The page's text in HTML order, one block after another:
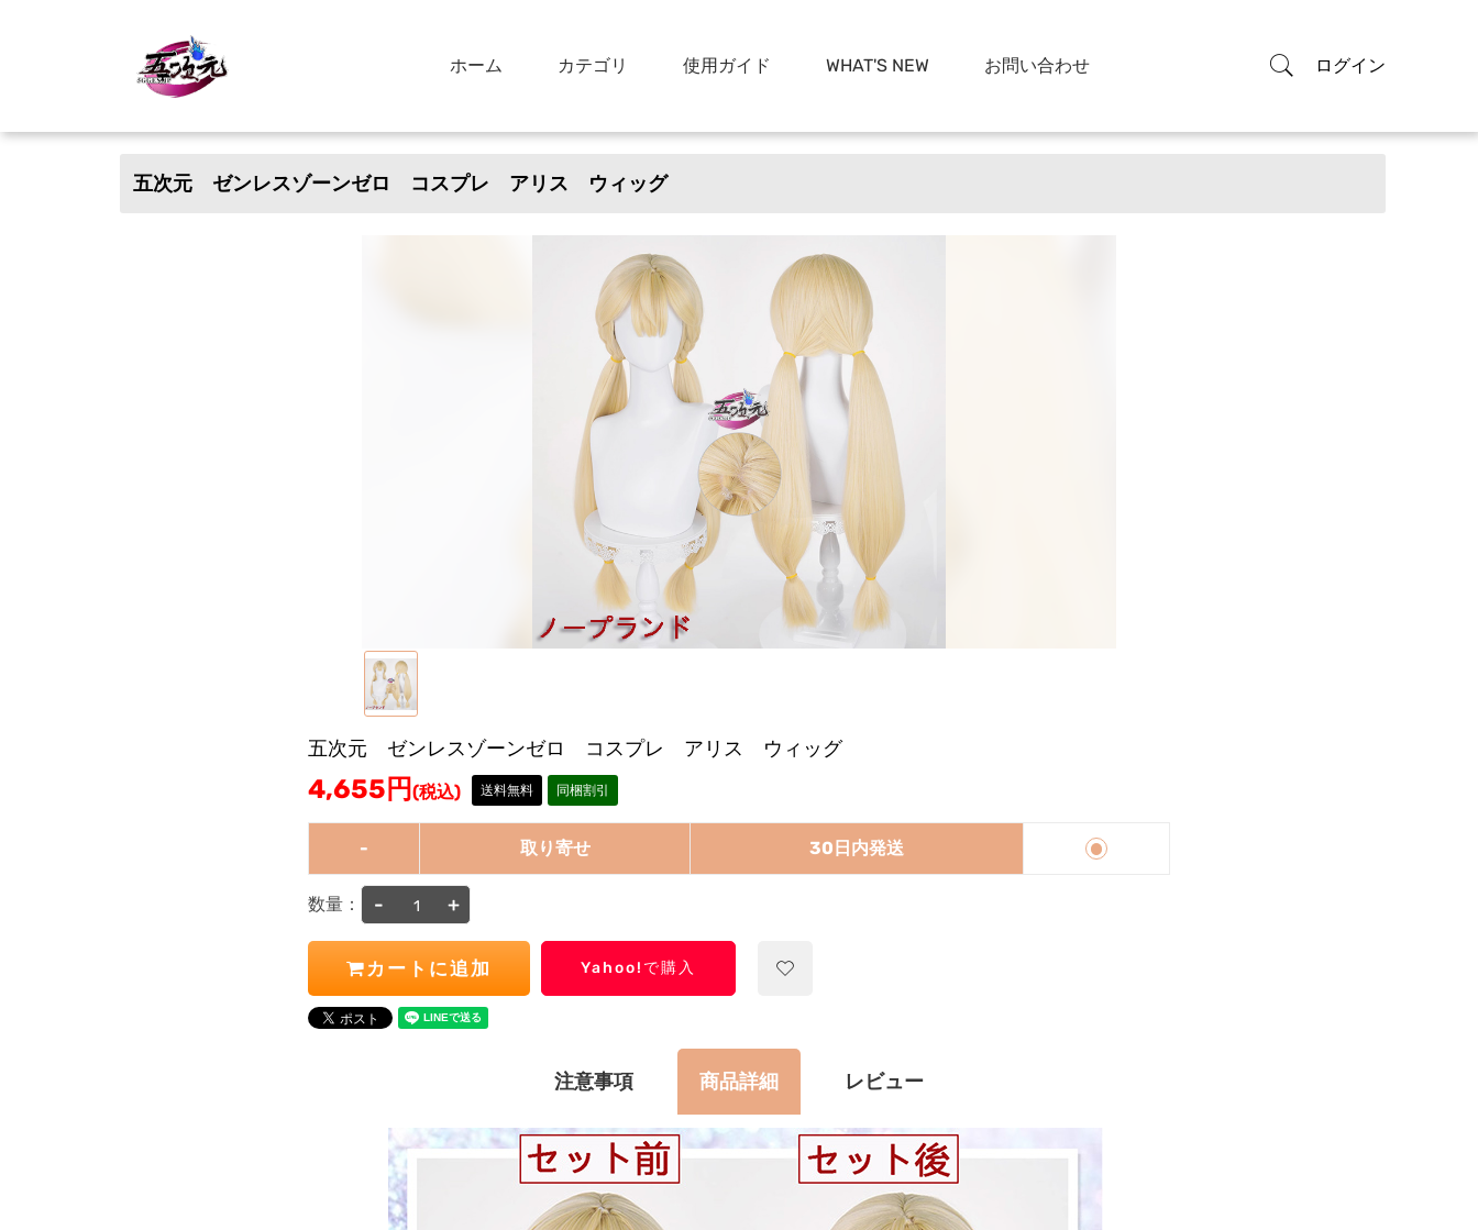
ホーム カテゴリ 使用ガイド WHAT'S NEW お問い合わせ ログイン
五次元 ゼンレスゾーンゼロ コスプレ アリス ウィッグ
五次元 ゼンレスゾーンゼロ コスプレ アリス ウィッグ
4,655 円 (税込) 送料無料 同梱割引
- 取り寄せ 30日内発送
数量： - +
カートに追加 Yahoo!で購入
注意事項 商品詳細 レビュー